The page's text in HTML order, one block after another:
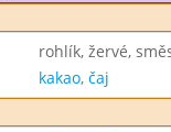
rohlík, žervé,
kakao, čaj